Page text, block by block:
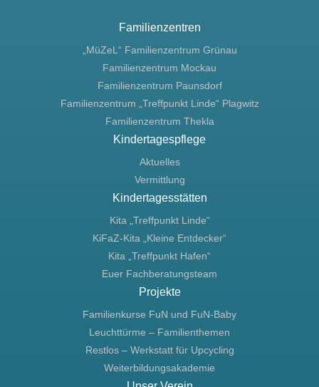
Familienzentren
„MüZeL“ Familienzentrum Grünau
Familienzentrum Mockau
Familienzentrum Paunsdorf
Familienzentrum „Treffpunkt Linde“ Plagwitz
Familienzentrum Thekla
Kindertagespflege
Aktuelles
Vermittlung
Kindertagesstätten
Kita „Treffpunkt Linde“
KiFaZ-Kita „Kleine Entdecker“
Kita „Treffpunkt Hafen“
Euer Fachberatungsteam
Projekte
Familienkurse FuN und FuN-Baby
Leuchttürme – Familienthemen
Restlos – Werkstatt für Upcycling
Weiterbildungsakademie